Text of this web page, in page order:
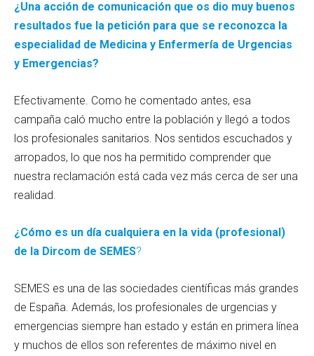
¿Una acción de comunicación que os dio muy buenos
resultados fue la petición para que se reconozca la
especialidad de Medicina y Enfermería de Urgencias
y Emergencias?
Efectivamente. Como he comentado antes, esa
campaña caló mucho entre la población y llegó a todos
los profesionales sanitarios. Nos sentidos escuchados y
arropados, lo que nos ha permitido comprender que
nuestra reclamación está cada vez más cerca de ser una
realidad.
¿Cómo es un día cualquiera en la vida (profesional)
de la Dircom de SEMES?
SEMES es una de las sociedades científicas más grandes
de España. Además, los profesionales de urgencias y
emergencias siempre han estado y están en primera línea
y muchos de ellos son referentes de máximo nivel en